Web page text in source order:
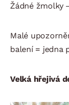
Žádné žmolky
Malé
balení = jedna
Velká hřejivá